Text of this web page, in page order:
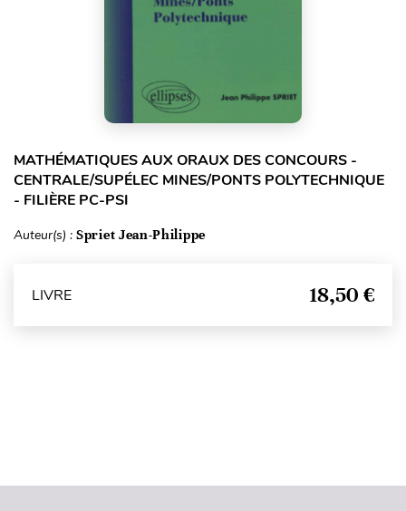
MATHÉMATIQUES AUX ORAUX DES CONCOURS -
CENTRALE/SUPÉLEC MINES/PONTS POLYTECHNIQUE
- FILIÈRE PC-PSI
Auteur(s) : Spriet Jean-Philippe
LIVRE 18,50 €